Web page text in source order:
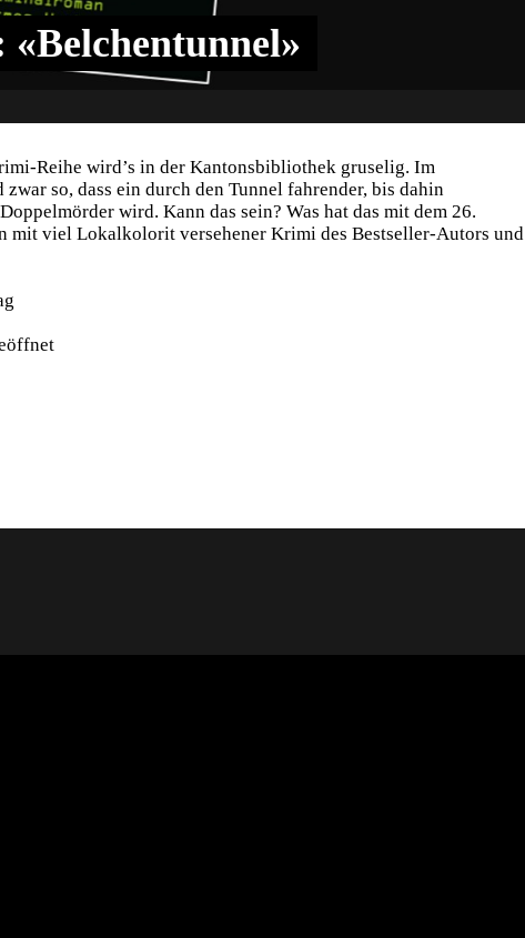
Reihe wird’s in der Kantonsbibliothek gruselig. Im
so, dass ein durch den Tunnel fahrender, bis dahin
wird. Kann das sein? Was hat das mit dem 26.
mit viel Lokalkolorit versehener Krimi des Bestseller-Autors und